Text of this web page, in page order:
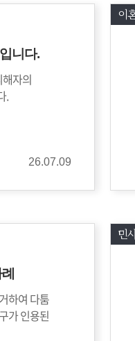
니다.
자의
.
26.07.09
이
하여 다툼
가 인용된
민